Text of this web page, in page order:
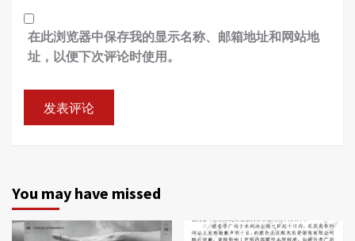
在此浏览器中保存我的显示名称、邮箱地址和网站地
址，以便下次评论时使用。
You may have missed